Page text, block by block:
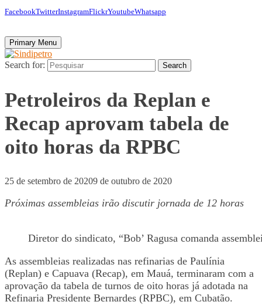
FacebookTwitterInstagramFlickrYoutubeWhatsapp
Primary Menu
Search for: Search
Petroleiros da Replan e
Recap aprovam tabela de
oito horas da RPBC
25 de setembro de 20209 de outubro de 2020
Próximas assembleias irão discutir jornada de 12 horas
Diretor do sindicato, “Bob’ Ragusa comanda
As assembleias realizadas nas refinarias de Paulínia
(Replan) e Capuava (Recap), em Mauá, terminaram com a
aprovação da tabela de turnos de oito horas já adotada na
Refinaria Presidente Bernardes (RPBC), em Cubatão.